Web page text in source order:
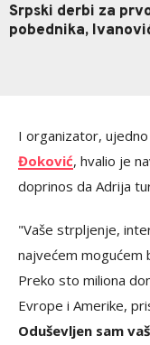
Srpski derbi za
pobednika,
I organizator,
Đoković, hvalio je
doprinos da Adrija
"Vaše strpljenje,
najvećem mogućem
Preko sto miliona
Evrope i Amerike,
Oduševljen sam